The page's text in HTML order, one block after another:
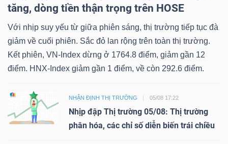
tăng, dòng tiền thận trọng trên HOSE
Với nhịp suy yếu từ giữa phiên sáng, thị trường tiếp tục đà
giảm về cuối phiên. Sắc đỏ lan rộng trên toàn thị trường.
Kết phiên, VN-Index dừng ở 1764.8 điểm, giảm gần 12
điểm. HNX-Index giảm gần 1 điểm, về còn 292.6 điểm.
NHẬN ĐỊNH THỊ TRƯỜNG 05/08 17:22
Nhịp đập Thị trường 05/08: Thị trường
phân hóa, các chỉ số diễn biến trái chiều
Công